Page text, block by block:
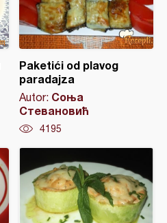
Paketići od plavog
paradajza
Autor: Соња
Стевановић
4195